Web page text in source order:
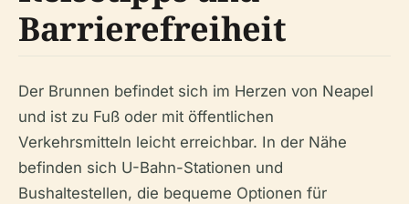
Barrierefreiheit
Der Brunnen befindet sich im Herzen von Neapel
und ist zu Fuß oder mit öffentlichen
Verkehrsmitteln leicht erreichbar. In der Nähe
befinden sich U-Bahn-Stationen und
Bushaltestellen, die bequeme Optionen für